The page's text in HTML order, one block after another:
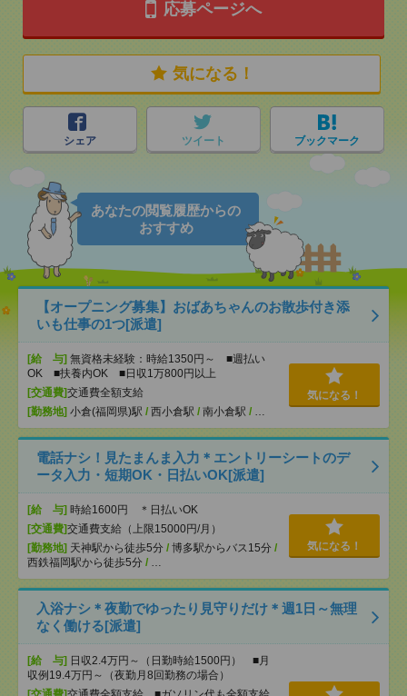
応募ページへ
気になる！
シェア ツイート ブックマーク
あなたの閲覧履歴からの
おすすめ
【オープニング募集】おばあちゃんのお散歩付き添
いも仕事の1つ[派遣]
[給 与] 無資格未経験：時給1350円～ ■週払い
OK ■扶養内OK ■日収1万800円以上
[交通費]交通費全額支給
[勤務地] 小倉(福岡県)駅 / 西小倉駅 / 南小倉駅 / …
気になる！
電話ナシ！見たまんま入力＊エントリーシートのデ
ータ入力・短期OK・日払いOK[派遣]
[給 与] 時給1600円 ＊日払いOK
[交通費]交通費支給（上限15000円/月）
[勤務地] 天神駅から徒歩5分 / 博多駅からバス15分 /
西鉄福岡駅から徒歩5分 / …
気になる！
入浴ナシ＊夜勤でゆったり見守りだけ＊週1日～無理
なく働ける[派遣]
[給 与] 日収2.4万円～（日勤時給1500円） ■月
収例19.4万円～（夜勤月8回勤務の場合）